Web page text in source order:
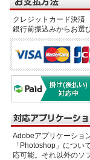
クレジットカード決
銀行前振込みからお選
Adobeアプリケーショ
「Photoshop」につい
応可能。それ以外のソ